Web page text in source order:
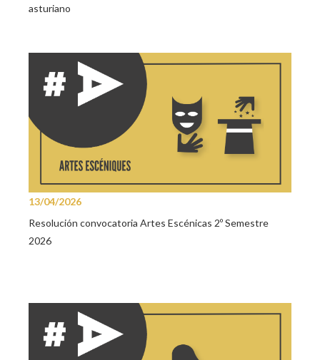
asturiano
13/04/2026
Resolución convocatoria Artes Escénicas 2º Semestre
2026